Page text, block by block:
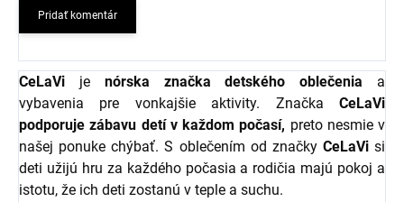
Pridať komentár
CeLaVi je nórska značka detského oblečenia a
vybavenia pre vonkajšie aktivity. Značka CeLaVi
podporuje zábavu detí v každom počasí, preto nesmie v
našej ponuke chýbať. S oblečením od značky CeLaVisi
deti užijú hru za každého počasia a rodičia majú pokoj a
istotu, že ich deti zostanú v teple a suchu.